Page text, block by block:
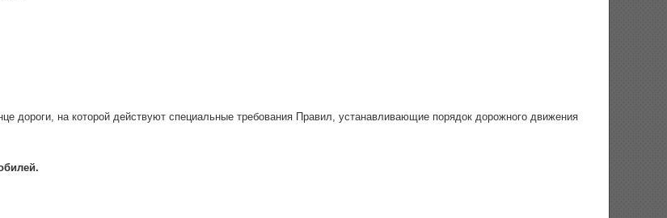
дороги, на которой действуют специальные требования Правил, устанавливающие порядок дорожного движения